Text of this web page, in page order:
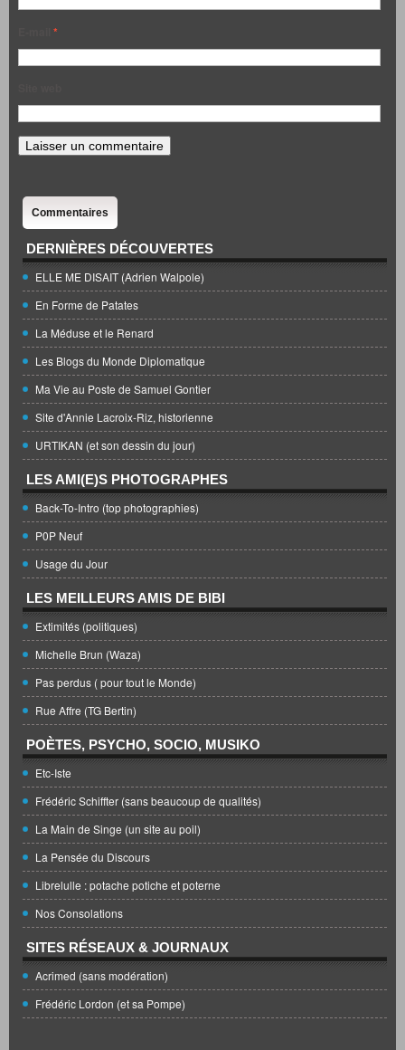
*
Commentaires
DERNIÈRES DÉCOUVERTES
ELLE ME DISAIT (Adrien Walpole)
En Forme de Patates
La Méduse et le Renard
Les Blogs du Monde Diplomatique
Ma Vie au Poste de Samuel Gontier
Site d'Annie Lacroix-Riz, historienne
URTIKAN (et son dessin du jour)
LES AMI(E)S PHOTOGRAPHES
Back-To-Intro (top photographies)
P0P Neuf
Usage du Jour
LES MEILLEURS AMIS DE BIBI
Extimités (politiques)
Michelle Brun (Waza)
Pas perdus ( pour tout le Monde)
Rue Affre (TG Bertin)
POÈTES, PSYCHO, SOCIO, MUSIKO
Etc-Iste
Frédéric Schiffter (sans beaucoup de qualités)
La Main de Singe (un site au poil)
La Pensée du Discours
Librelulle : potache potiche et poterne
Nos Consolations
SITES RÉSEAUX & JOURNAUX
Acrimed (sans modération)
Frédéric Lordon (et sa Pompe)